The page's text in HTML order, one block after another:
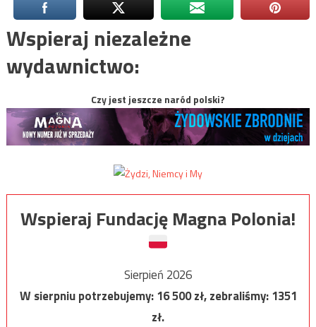
Wspieraj niezależne
wydawnictwo:
Czy jest jeszcze naród polski?
Wspieraj Fundację Magna Polonia!
Sierpień 2026
W sierpniu potrzebujemy:16 500zł, zebraliśmy:1351
zł.